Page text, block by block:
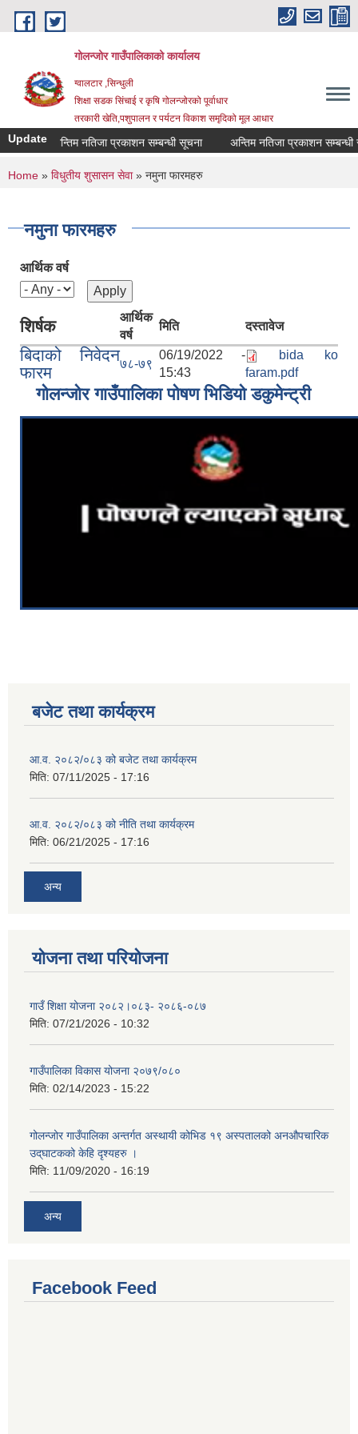
Skip to main content
गोलन्जोर गाउँपालिकाको कार्यालय
ग्वालटार ,सिन्धुली
शिक्षा सडक सिंचाई र कृषि गोलन्जोरको पूर्वाधार
तरकारी खेति,पशुपालन र पर्यटन विकाश समृदिको मूल आधार
Updateअन्तिम नतिजा प्रकाशन सम्बन्धी सूचना अन्तिम नतिजा प्रकाशन सम्बन्धी
You are here
Home » विधुतीय शुसासन सेवा» नमुना फारमहरु
नमुना फारमहरु
आर्थिक वर्ष
शिर्षक
आर्थिक
वर्ष
मिति दस्तावेज
बिदाको निवेदन
फारम
७८-७९
06/19/2022 -
15:43
bida ko
faram.pdf
गोलन्जोर गाउँपालिका पोषण भिडियो डकुमेन्ट्री
बजेट तथा कार्यक्रम
आ.व. २०८२/०८३ को बजेट तथा कार्यक्रम
मिति: 07/11/2025 - 17:16
आ.व. २०८२/०८३ को नीति तथा कार्यक्रम
मिति: 06/21/2025 - 17:16
अन्य
योजना तथा परियोजना
गाउँ शिक्षा योजना २०८२।०८३- २०८६-०८७
मिति: 07/21/2026 - 10:32
गाउँपालिका विकास योजना २०७९/०८०
मिति: 02/14/2023 - 15:22
गोलन्जोर गाउँपालिका अन्तर्गत अस्थायी कोभिड १९ अस्पतालको अनऔपचारिक
उद्‌घाटकको केहि दृश्यहरु ।
मिति: 11/09/2020 - 16:19
अन्य
Facebook Feed